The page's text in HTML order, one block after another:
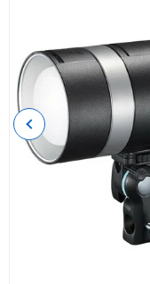
Previous